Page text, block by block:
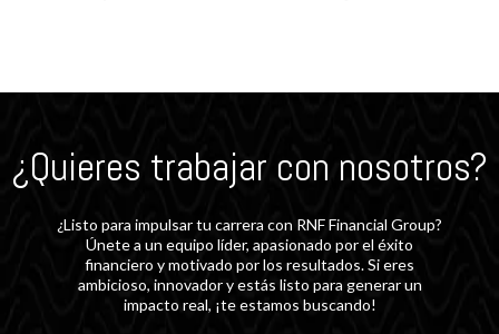
¿Quieres trabajar con nosotros?
¿Listo para impulsar tu carrera con RNF Financial Group?
Únete a un equipo líder, apasionado por el éxito
financiero y motivado por los resultados. Si eres
ambicioso, innovador y estás listo para generar un
impacto real, ¡te estamos buscando!